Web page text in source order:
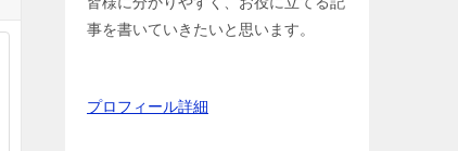
事を書いていきたいと思います。
プロフィール詳細